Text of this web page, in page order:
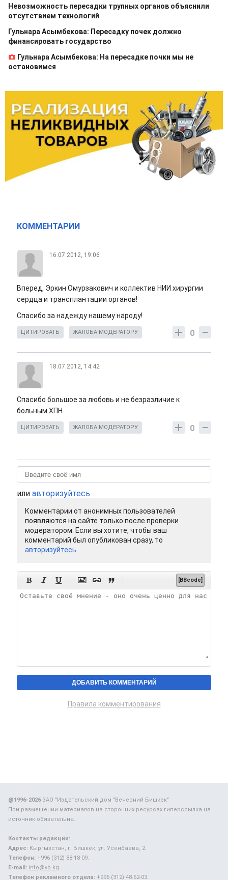
Невозможность пересадки трупных органов объяснили
отсутствием технологий
Гульнара Асымбекова: Пересадку почек должно
финансировать государство
Гульнара Асымбекова: На пересадке почки мы не
остановимся
КОММЕНТАРИИ
16.07.2012, 19:06
Вперед, Эркин Омурзакович и коллектив НИИ хирургии
сердца и трансплантации органов!
Спасибо за надежду нашему народу!
0
ЦИТИРОВАТЬ ЖАЛОБА МОДЕРАТОРУ
18.07.2012, 14:42
Спасибо большое за любовь и не безразличие к
больным ХПН
0
ЦИТИРОВАТЬ ЖАЛОБА МОДЕРАТОРУ
или авторизуйтесь
Комментарии от анонимных пользователей
появляются на сайте только после проверки
модератором. Если вы хотите, чтобы ваш
комментарий был опубликован сразу, то
авторизуйтесь
      [BBcode]
Правила комментирования
@1996-2026ЗАО "Издательский дом "Вечерний Бишкек"
При размещении материалов на сторонних ресурсах гиперссылка на
источник обязательна.
Контакты редакции:
Адрес: Кыргызстан, г. Бишкек, ул. Усенбаева, 2.
Телефон: +996 (312) 88-18-09.
E-mail: info@vb.kg
Телефон рекламного отдела: +996 (312) 48-62-03.